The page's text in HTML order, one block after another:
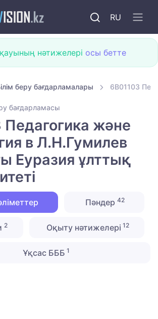
RU
нәтижелері осы бетте
беру бағдарламалары 6B01103
бағдарламасы
Педагогика және
в Л.Н.Гумилев
Еуразия ұлттық
Пәндер42
2 Оқыту нәтижелері 12
Ұқсас БББ 1